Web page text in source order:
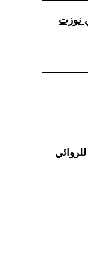
نوزت